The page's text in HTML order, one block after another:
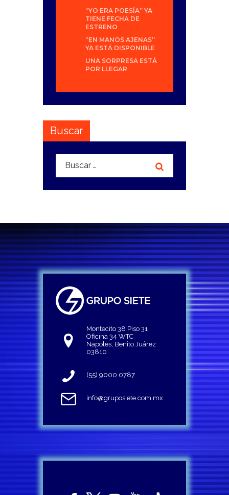
“YO ERA POESÍA” YA
TIENE FECHA DE
ESTRENO
“EN MANOS AJENAS”
YA ESTÁ DISPONIBLE
UNA SORPRESA ESTÁ
POR LLEGAR
Buscar
Buscar:
Montecito 38 Piso 31
Oficina 34 WTC
Napoles, Benito Juárez
03810
(55) 9000 0787
info@gruposiete.com.mx